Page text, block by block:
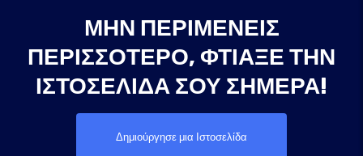
ΜΗΝ ΠΕΡΙΜΈΝΕΙΣ
ΠΕΡΙΣΣΌΤΕΡΟ, ΦΤΙΆΞΕ ΤΗΝ
ΙΣΤΟΣΕΛΊΔΑ ΣΟΥ ΣΉΜΕΡΑ!
Δημιούργησε μια Ιστοσελίδα